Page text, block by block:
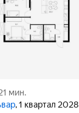
мин.
, 1 квартал 2028